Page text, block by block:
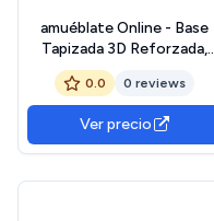
amuéblate Online - Base
Tapizada 3D Reforzada,
Gran Estabilidad con 5
Barras Transversales y 6
Patas metálicas roscadas
de 25cm, 135 x 190, Beige
0.0 0 reviews
Ver precio